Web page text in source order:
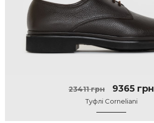
23411 грн 9365 грн
Туфлі Corneliani